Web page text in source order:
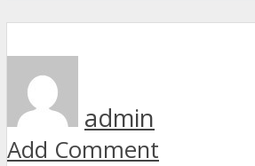
admin
Add Comment